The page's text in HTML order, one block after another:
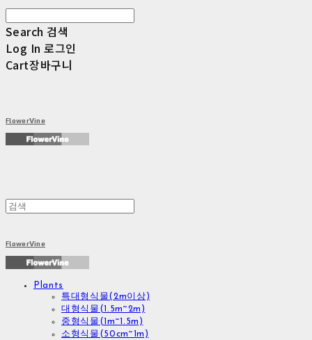
Search 검색
Log In 로그인
Cart장바구니
FlowerVine
FlowerVine
Plants
특대형식물(2m이상)
대형식물(1.5m~2m)
중형식물(1m~1.5m)
소형식물(50cm~1m)